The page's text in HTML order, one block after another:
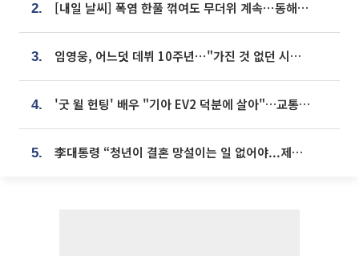
2. [내일 날씨] 폭염 한풀 꺾여도 무더위 계속⋯동해안 이틀 연속 비
3. 임영웅, 어느덧 데뷔 10주년⋯"가진 것 없던 시절, 내 앞엔 20명의 팬뿐"
4. '굿 윌 헌팅' 배우 "기아 EV2 덕분에 살아"…교통사고 후 안전성 극찬
5. 李대통령 “청년이 결혼 망설이는 일 없어야...제도상 불이익 조사”